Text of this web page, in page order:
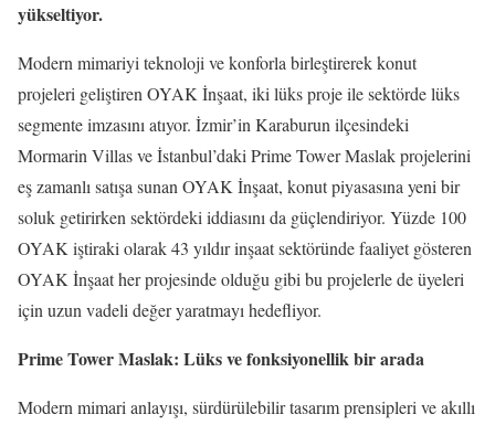
yükseltiyor.
Modern mimariyi teknoloji ve konforla birleştirerek konut
projeleri geliştiren OYAK İnşaat, iki lüks proje ile sektörde lüks
segmente imzasını atıyor. İzmir’in Karaburun ilçesindeki
Mormarin Villas ve İstanbul’daki Prime Tower Maslak projelerini
eş zamanlı satışa sunan OYAK İnşaat, konut piyasasına yeni bir
soluk getirirken sektördeki iddiasını da güçlendiriyor. Yüzde 100
OYAK iştiraki olarak 43 yıldır inşaat sektöründe faaliyet gösteren
OYAK İnşaat her projesinde olduğu gibi bu projelerle de üyeleri
için uzun vadeli değer yaratmayı hedefliyor.
Prime Tower Maslak: Lüks ve fonksiyonellik bir arada
Modern mimari anlayışı, sürdürülebilir tasarım prensipleri ve akıllı